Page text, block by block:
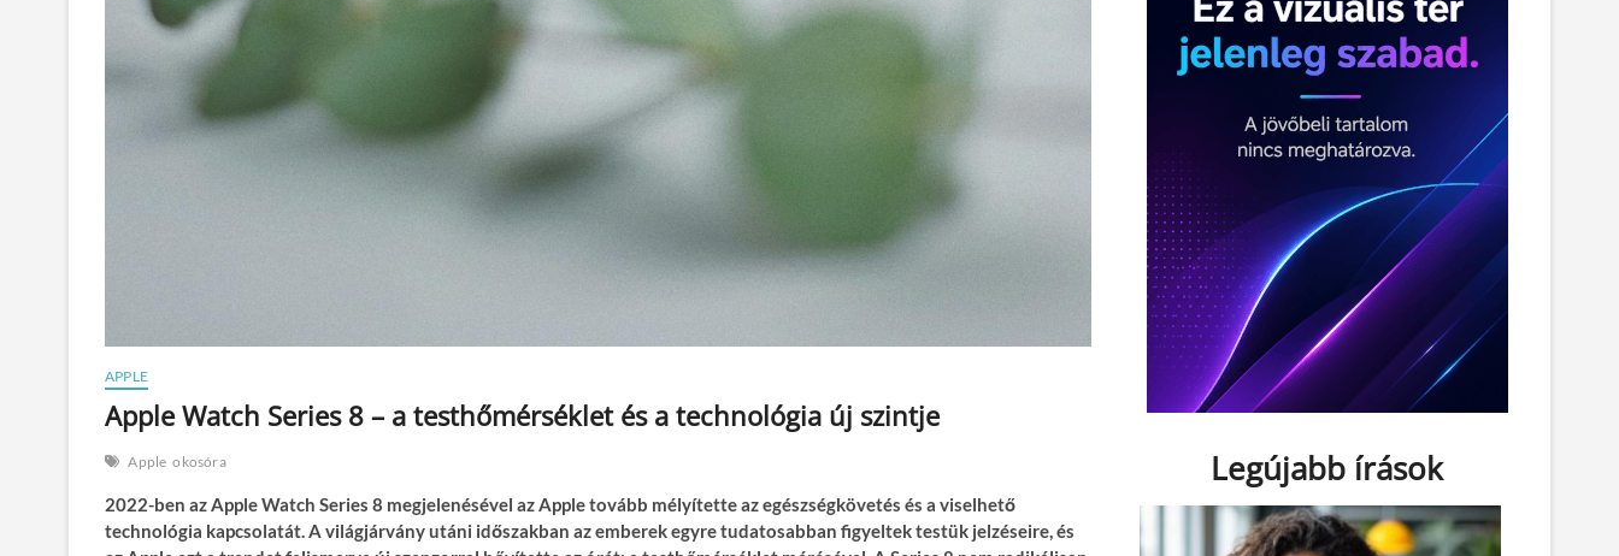
APPLE
Apple Watch Series 8 – a testhőmérséklet és a technológia új szintje
Apple okosóra
2022-ben az Apple Watch Series 8 megjelenésével az Apple tovább mélyítette az egészségkövetés és a viselhető
technológia kapcsolatát. A világjárvány utáni időszakban az emberek egyre tudatosabban figyeltek testük jelzéseire, és
Legújabb írások